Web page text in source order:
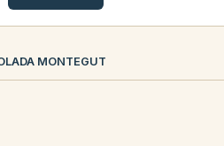
MONTEGUT